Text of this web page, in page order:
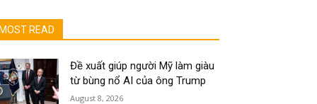
MOST READ
Đề xuất giúp người Mỹ làm giàu
từ bùng nổ AI của ông Trump
August 8, 2026